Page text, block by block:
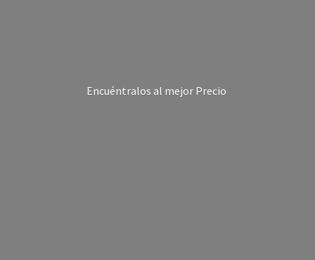
Encuéntralos al mejor Precio